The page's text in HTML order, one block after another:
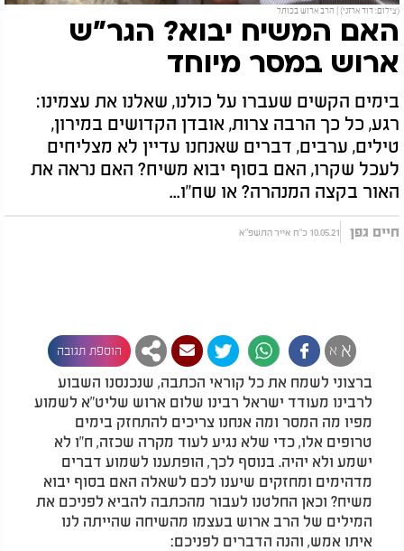
(צילום: דוד ארזני) | הרב ארוש בכותל
האם המשיח יבוא? הגר"ש
ארוש במסר מיוחד
בימים הקשים שעברו על כולנו, שאלנו את עצמינו:
רגע, כל כך הרבה צרות, אובדן הקדושים במירון,
טילים, ערבים, דברים שאנחנו עדיין לא מצליחים
לעכל שקרו, האם בסוף יבוא משיח? האם נראה את
האור בקצה המנהרה? או שח"ו...
חיים גפן 10.05.21 כ"ח אייר התשפ"א
א א הוספת תגובה
ברצוני לשמח את כל קוראי הכתבה, שנכנסנו השבוע
לרבינו מעודד ישראל רבינו שלום ארוש שליט"א לשמוע
מפיו מה המסר ומה אנחנו צריכים להתחזק בימים
טרופים אלו, כדי שלא נגיע לעוד מקרה שכזה, ח"ו לא
ישמע ולא יהיה. בנוסף לכך, הופתענו לשמוע דברים
מדהימים ומחזקים שיענו לכם לשאלה האם בסוף יבוא
משיח? וכאן החלטנו לעבור מהכתבה להביא לפניכם את
המילים של הרב ארוש בעצמו מהשיחה שהייתה לנו
איתו אמש, והנה הדברים לפניכם: